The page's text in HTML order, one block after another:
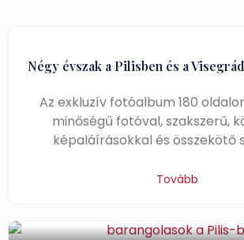
Négy évszak a Pilisben és a
Az exkluzív fotóalbum 180
minőségű fotóval, szakszerű,
képaláírásokkal és összekötő
Tovább